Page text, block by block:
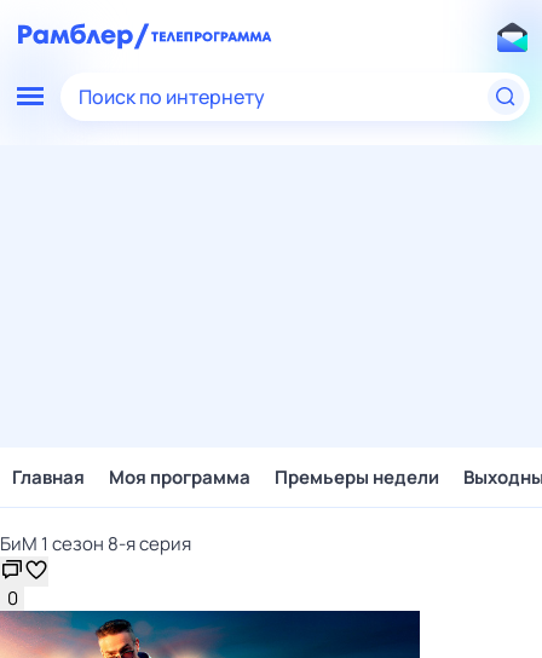
Поиск по интернету
Главная Моя программа Премьеры недели
БиМ 1 сезон 8-я серия
0